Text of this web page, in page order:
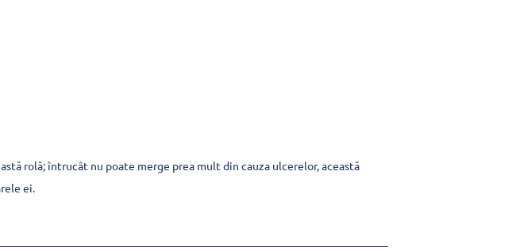
rolă; întrucât nu poate merge prea mult din cauza ulcerelor, această
ei.